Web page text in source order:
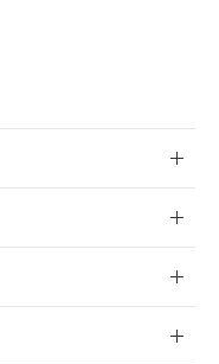
、"個人情報
ている法人を
含有証明書
準）
を証明する
エステル類４
ことから備考
た。
切替を完了